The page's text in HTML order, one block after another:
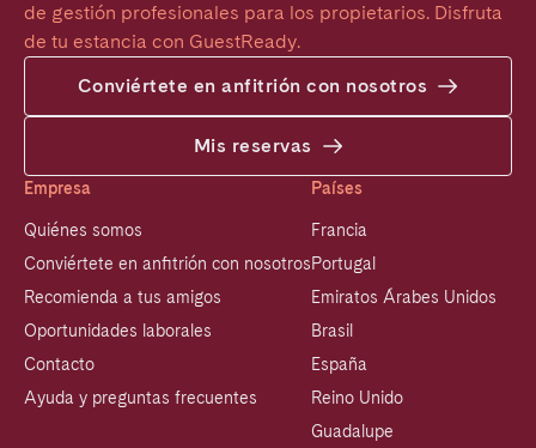
de gestión profesionales para los propietarios. Disfruta
de tu estancia con GuestReady.
Conviértete en anfitrión con nosotros
Mis reservas
Empresa
Quiénes somos
Conviértete en anfitrión con nosotros
Recomienda a tus amigos
Oportunidades laborales
Contacto
Ayuda y preguntas frecuentes
Países
Francia
Portugal
Emiratos Árabes Unidos
Brasil
España
Reino Unido
Guadalupe